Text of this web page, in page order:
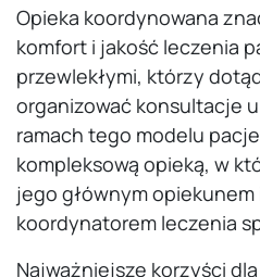
Opieka koordynowana
komfort i jakość leczenia
przewlekłymi, którzy
organizować konsultacje
ramach tego modelu
kompleksową opieką, w
jego głównym
koordynatorem leczenia
Najważniejsze korzyści